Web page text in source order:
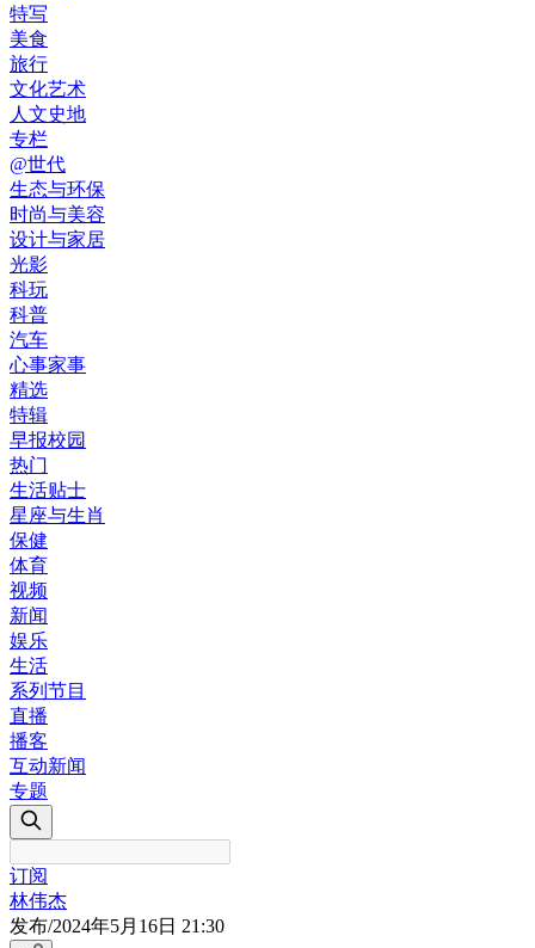
特写
美食
旅行
文化艺术
人文史地
专栏
@世代
生态与环保
时尚与美容
设计与家居
光影
科玩
科普
汽车
心事家事
精选
特辑
早报校园
热门
生活贴士
星座与生肖
保健
体育
视频
新闻
娱乐
生活
系列节目
直播
播客
互动新闻
专题
订阅
林伟杰
发布/2024年5月16日 21:30